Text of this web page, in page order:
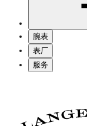
腕表
表厂
服务